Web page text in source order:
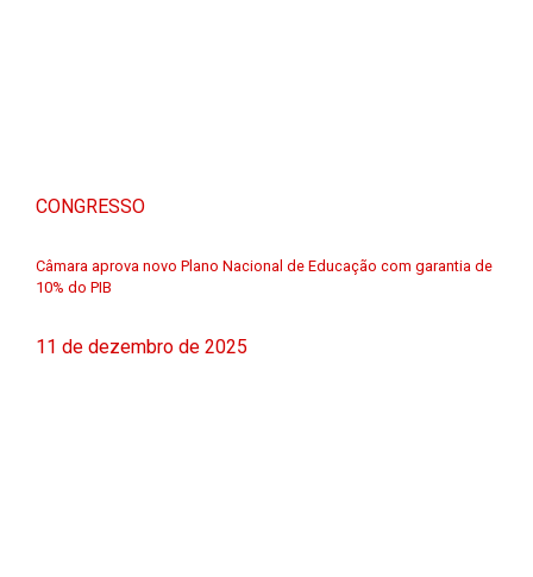
CONGRESSO
Câmara aprova novo Plano Nacional de Educação com garantia de
10% do PIB
11 de dezembro de 2025